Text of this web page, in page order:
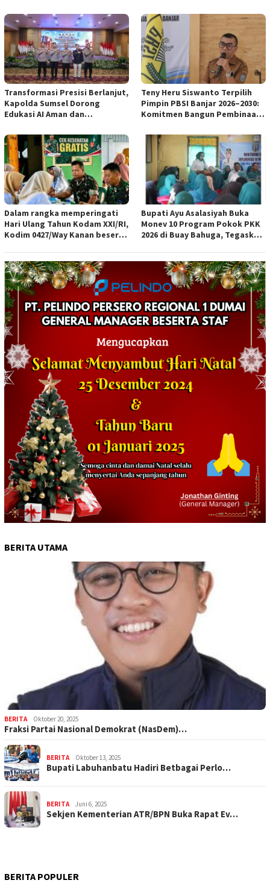
Transformasi Presisi Berlanjut,
Kapolda Sumsel Dorong
Edukasi AI Aman dan
Teny Heru Siswanto Terpilih
Pimpin PBSI Banjar 2026–2030:
Komitmen Bangun Pembinaan
Berkelanjutan
Dalam rangka memperingati
Hari Ulang Tahun Kodam XXI/RI,
Kodim 0427/Way Kanan beserta
menghadiri kegiatan bakti
kesehatan di Poskesdim
0427/Way Kanan bekerja sama
dengan Puskesmas
Blambangan Umpu
Bupati Ayu Asalasiyah Buka
Monev 10 Program Pokok PKK
2026 di Buay Bahuga, Tegaskan
dan Gotong Royong
BERITA UTAMA
BERITA Oktober 20, 2025
Fraksi Partai Nasional Demokrat (NasDem)…
BERITA Oktober 13, 2025
Bupati Labuhanbatu Hadiri Betbagai Perlo…
BERITA Juni 6, 2025
Sekjen Kementerian ATR/BPN Buka Rapat Ev…
BERITA POPULER